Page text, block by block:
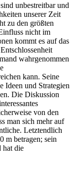
unbestreitbar und
unserer Zeit
zu den größten
nicht im
kommt es auf das
wahrgenommen
kann. Seine
Ideen und Strategien
Die Diskussion
von den
man sich mehr auf
Letztendlich
m betragen; sein
hat die